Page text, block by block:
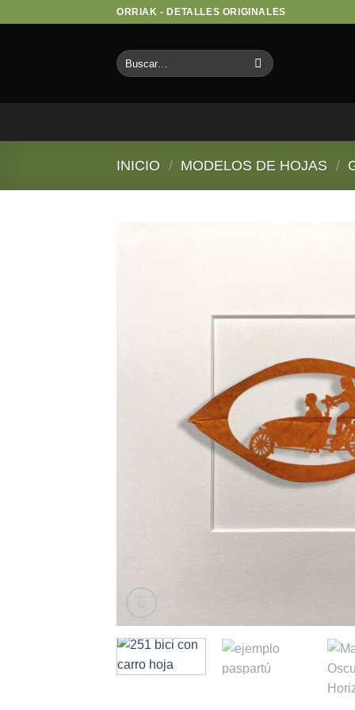
ORRIAK - DETALLES ORIGINALES
Buscar
por:
INICIO / MODELOS DE HOJAS /